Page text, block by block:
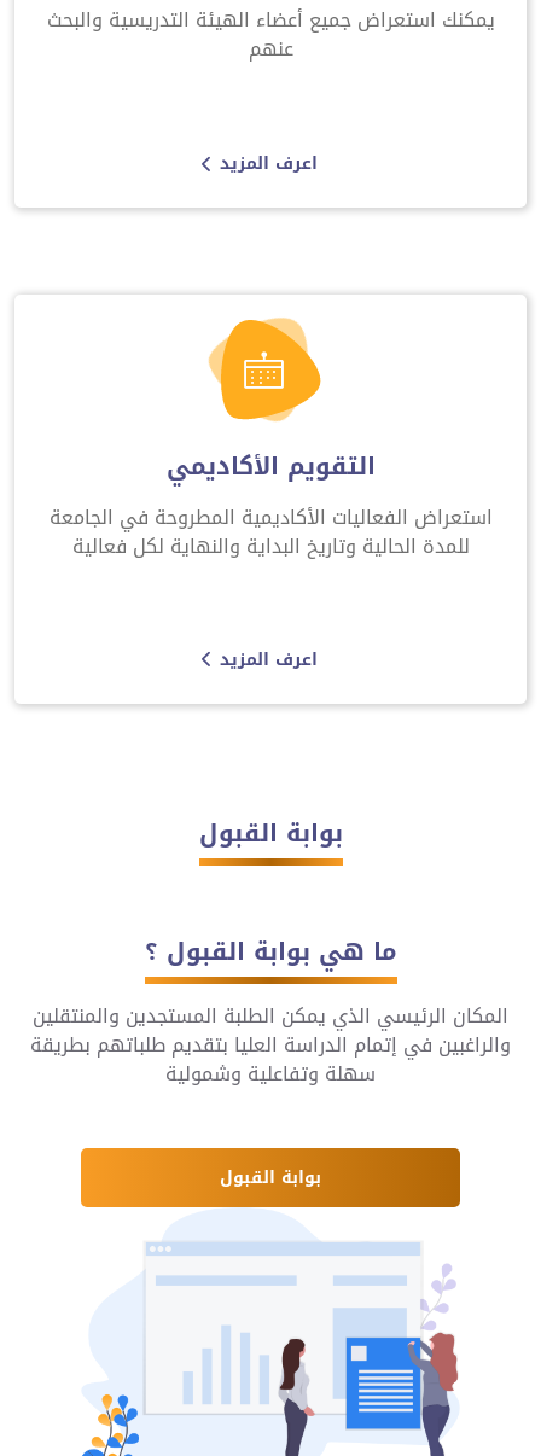
يمكنك استعراض جميع أعضاء الهيئة التدريسية والبحث
عنهم
اعرف المزيد
التقويم الأكاديمي
استعراض الفعاليات الأكاديمية المطروحة في الجامعة
للمدة الحالية وتاريخ البداية والنهاية لكل فعالية
اعرف المزيد
بوابة القبول
ما هي بوابة القبول ؟
المكان الرئيسي الذي يمكن الطلبة المستجدين والمنتقلين
والراغبين في إتمام الدراسة العليا بتقديم طلباتهم بطريقة
سهلة وتفاعلية وشمولية
بوابة القبول